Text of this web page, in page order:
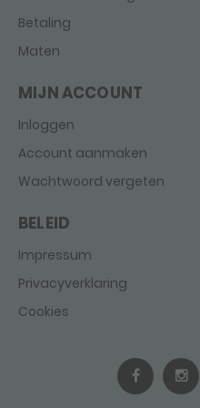
Betaling
Maten
MIJN ACCOUNT
Inloggen
Account aanmaken
Wachtwoord vergeten
BELEID
Impressum
Privacyverklaring
Cookies